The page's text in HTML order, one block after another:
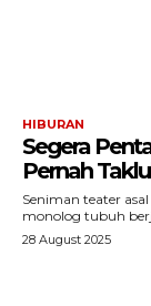
Ekonomi
Teknologi
Indeks
Redaksi
HIBURAN
Segera
Pernah
Seniman teater
monolog tubuh
28 August 2025